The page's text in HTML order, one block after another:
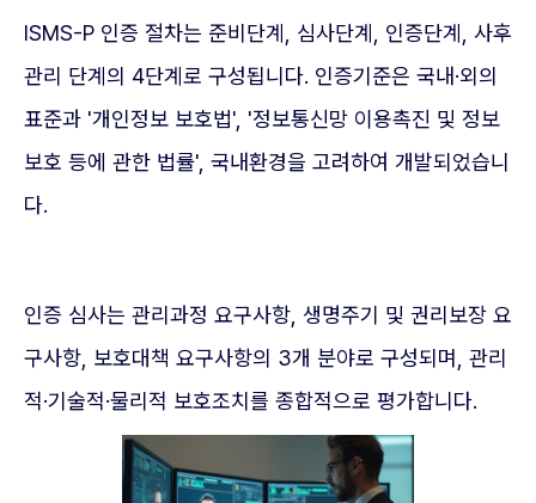
ISMS-P 인증 절차는 준비단계, 심사단계, 인증단계, 사후
관리 단계의 4단계로 구성됩니다. 인증기준은 국내·외의
표준과 '개인정보 보호법', '정보통신망 이용촉진 및 정보
보호 등에 관한 법률', 국내환경을 고려하여 개발되었습니
다.
인증 심사는 관리과정 요구사항, 생명주기 및 권리보장 요
구사항, 보호대책 요구사항의 3개 분야로 구성되며, 관리
적·기술적·물리적 보호조치를 종합적으로 평가합니다.